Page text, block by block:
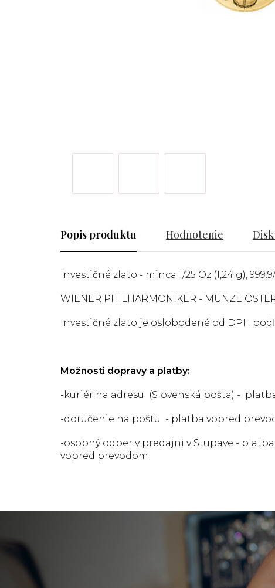
Popis Hodnotenie
Investičné zlato - minca 1/25 Oz (1,24 g),
WIENER PHILHARMONIKER - MUNZE
Investičné zlato je oslobodené od DPH
Možnosti dopravy a platby:
-kuriér na adresu (Slovenská pošta) -
-doručenie na poštu - platba vopred
-osobný odber v predajni v Stupave -
vopred prevodom